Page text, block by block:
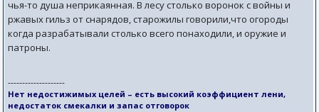
чья-то душа неприкаянная. В лесу столько воронок с войны и
ржавых гильз от снарядов, старожилы говорили,что огороды
когда разрабатывали столько всего понаходили, и оружие и
патроны.
--------------------
Нет недостижимых целей – есть высокий коэффициент лени,
недостаток смекалки и запас отговорок